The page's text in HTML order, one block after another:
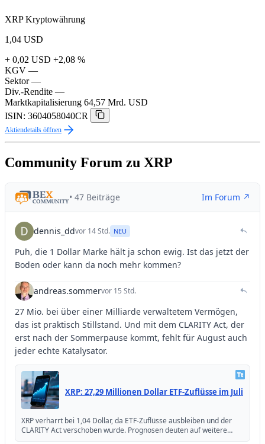
XRP Kryptowährung
1,04 USD
+ 0,02 USD +2,08 %
KGV —
Sektor —
Div.-Rendite —
Marktkapitalisierung 64,57 Mrd. USD
ISIN: 3604058040CR
Aktiendetails öffnen
Community Forum zu XRP